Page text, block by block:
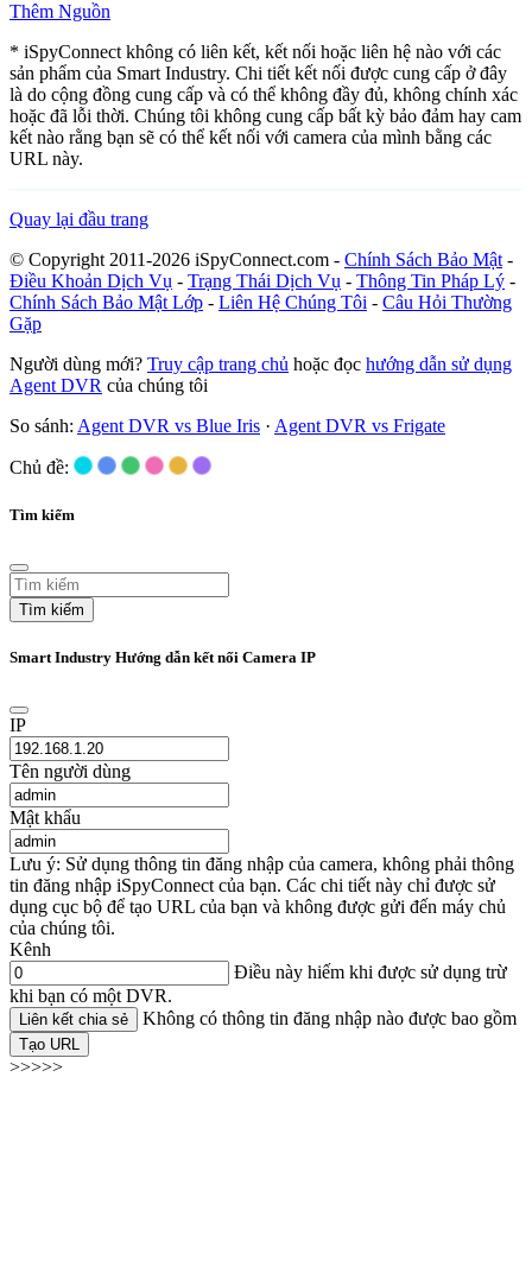
Thêm Nguồn
* iSpyConnect không có liên kết, kết nối hoặc liên hệ nào với các
sản phẩm của Smart Industry. Chi tiết kết nối được cung cấp ở đây
là do cộng đồng cung cấp và có thể không đầy đủ, không chính xác
hoặc đã lỗi thời. Chúng tôi không cung cấp bất kỳ bảo đảm hay cam
kết nào rằng bạn sẽ có thể kết nối với camera của mình bằng các
URL này.
Quay lại đầu trang
© Copyright 2011-2026 iSpyConnect.com - Chính Sách Bảo Mật -
Điều Khoản Dịch Vụ - Trạng Thái Dịch Vụ - Thông Tin Pháp Lý -
Chính Sách Bảo Mật Lớp - Liên Hệ Chúng Tôi - Câu Hỏi Thường
Gặp
Người dùng mới? Truy cập trang chủ hoặc đọc hướng dẫn sử dụng
Agent DVR của chúng tôi
So sánh: Agent DVR vs Blue Iris · Agent DVR vs Frigate
Chủ đề:
Tìm kiếm
Tìm kiếm
Smart Industry Hướng dẫn kết nối Camera IP
IP
Tên người dùng
Mật khẩu
Lưu ý: Sử dụng thông tin đăng nhập của camera, không phải thông
tin đăng nhập iSpyConnect của bạn. Các chi tiết này chỉ được sử
dụng cục bộ để tạo URL của bạn và không được gửi đến máy chủ
của chúng tôi.
Kênh
Điều này hiếm khi được sử dụng trừ
khi bạn có một DVR.
Liên kết chia sẻ Không có thông tin đăng nhập nào được bao gồm
Tạo URL
>>>>>